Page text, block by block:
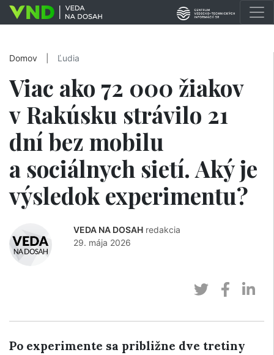
Domov Ľudia
Viac ako 72 000 žiakov
v Rakúsku strávilo 21
dní bez mobilu
a sociálnych sietí. Aký je
výsledok experimentu?
VEDA NA DOSAH redakcia
29. mája 2026
Po experimente sa približne dve tretiny